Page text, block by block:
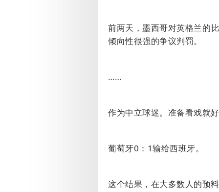
前两天，墨西哥对英格兰的
倾向性很强的争议判罚。
……
作为中立球迷。准备看戏就
葡萄牙0 ： 1输给西班牙。
这个结果，在大多数人的预